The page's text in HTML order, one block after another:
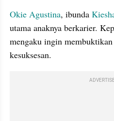
Okie Agustina, ibunda
utama anaknya berkarier.
mengaku ingin
kesuksesan.